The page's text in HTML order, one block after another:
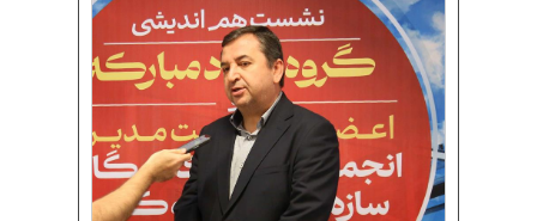
پایداری
سهامداران
ارتباط با ما